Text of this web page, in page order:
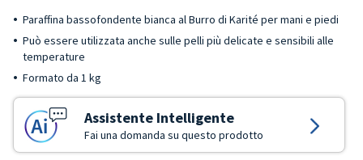
Paraffina bassofondente bianca al Burro di Karité per mani e piedi
Può essere utilizzata anche sulle pelli più delicate e sensibili alle
temperature
Formato da 1 kg
Assistente Intelligente
Fai una domanda su questo prodotto